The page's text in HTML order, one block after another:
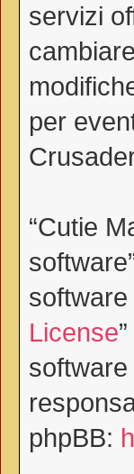
servizi
per
“Cutie
License
phpBB: